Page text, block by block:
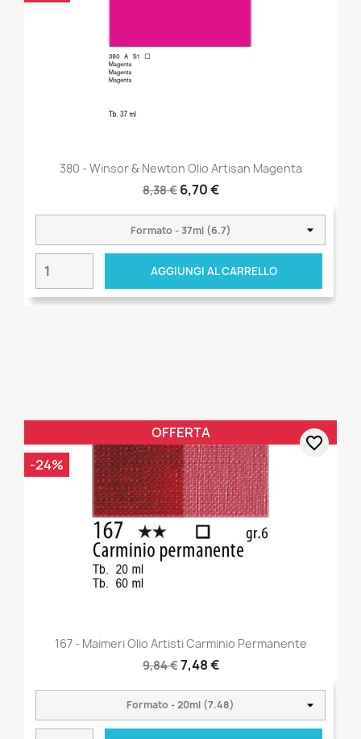
380 - Winsor & Newton Olio Artisan Magenta
8,38 € 6,70 €
AGGIUNGI AL CARRELLO
167 - Maimeri Olio Artisti Carminio Permanente
9,84 €7,48 €
OFFERTA
-24%
favorite_border